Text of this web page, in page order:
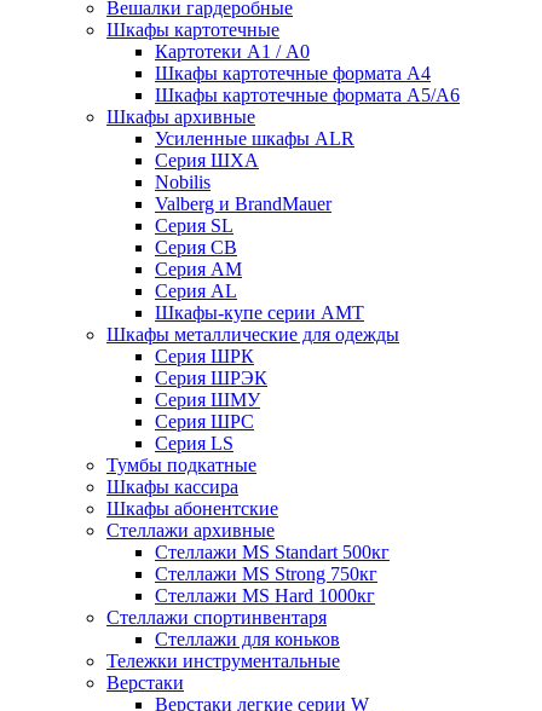
Вешалки гардеробные
Шкафы картотечные
Картотеки А1 / А0
Шкафы картотечные формата А4
Шкафы картотечные формата А5/А6
Шкафы архивные
Усиленные шкафы ALR
Серия ШХА
Nobilis
Valberg и BrandMauer
Cерия SL
Серия СВ
Серия АМ
Серия AL
Шкафы-купе серии AMT
Шкафы металлические для одежды
Серия ШРК
Серия ШРЭК
Серия ШМУ
Серия ШРС
Серия LS
Тумбы подкатные
Шкафы кассира
Шкафы абонентские
Стеллажи архивные
Стеллажи MS Standart 500кг
Стеллажи MS Strong 750кг
Стеллажи MS Hard 1000кг
Стеллажи спортинвентаря
Стеллажи для коньков
Тележки инструментальные
Верстаки
Верстаки легкие серии W